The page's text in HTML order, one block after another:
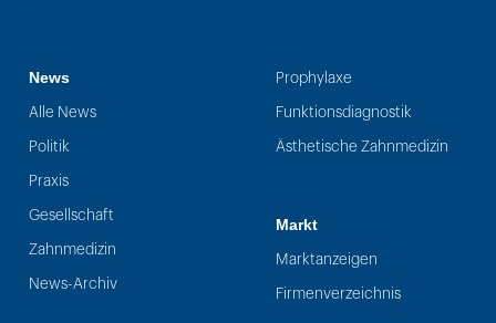
News
Alle News
Politik
Praxis
Gesellschaft
Zahnmedizin
News-Archiv
Prophylaxe
Funktionsdiagnostik
Ästhetische Zahnmedizin
Markt
Marktanzeigen
Firmenverzeichnis